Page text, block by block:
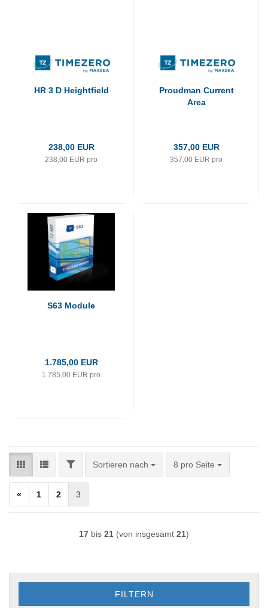
HR 3 D Heightfield
238,00 EUR
238,00 EUR pro
Proudman Current
Area
357,00 EUR
357,00 EUR pro
S63 Module
1.785,00 EUR
1.785,00 EUR pro
FILTERSortieren nach
Sortieren nach 8 pro Seite
pro Seite
« 1 2 3
17 bis 21 (von insgesamt 21)
FILTERN